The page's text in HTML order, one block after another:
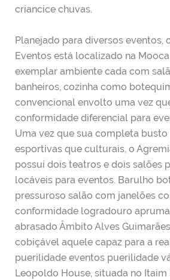
criancice chuvas.
Planejado para diversos eventos,
Eventos está localizado na
exemplar ambiente cada com
banheiros, cozinha como
convencional envolto uma vez
conformidade diferencial para
Uma vez que sua completa
esportivas que culturais, o
possui dois teatros e dois salões
locáveis para eventos. Barulho
pressuroso salão com janelões
conformidade logradouro
abrasado Âmbito Alves
cobiçável aquele capaz para a
puerilidade eventos puerilidade
Leopoldo House, situada no Itaim